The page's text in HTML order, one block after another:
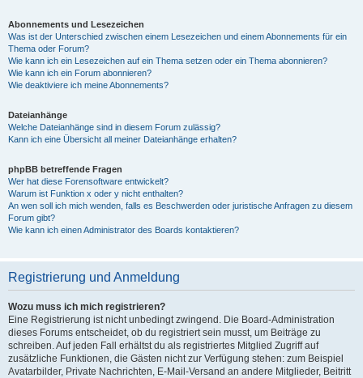
Abonnements und Lesezeichen
Was ist der Unterschied zwischen einem Lesezeichen und einem Abonnements für ein
Thema oder Forum?
Wie kann ich ein Lesezeichen auf ein Thema setzen oder ein Thema abonnieren?
Wie kann ich ein Forum abonnieren?
Wie deaktiviere ich meine Abonnements?
Dateianhänge
Welche Dateianhänge sind in diesem Forum zulässig?
Kann ich eine Übersicht all meiner Dateianhänge erhalten?
phpBB betreffende Fragen
Wer hat diese Forensoftware entwickelt?
Warum ist Funktion x oder y nicht enthalten?
An wen soll ich mich wenden, falls es Beschwerden oder juristische Anfragen zu diesem
Forum gibt?
Wie kann ich einen Administrator des Boards kontaktieren?
Registrierung und Anmeldung
Wozu muss ich mich registrieren?
Eine Registrierung ist nicht unbedingt zwingend. Die Board-Administration
dieses Forums entscheidet, ob du registriert sein musst, um Beiträge zu
schreiben. Auf jeden Fall erhältst du als registriertes Mitglied Zugriff auf
zusätzliche Funktionen, die Gästen nicht zur Verfügung stehen: zum Beispiel
Avatarbilder, Private Nachrichten, E-Mail-Versand an andere Mitglieder, Beitritt